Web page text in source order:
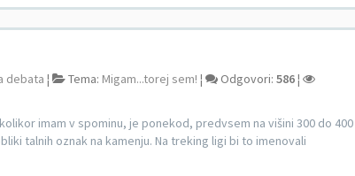
debata ¦ Tema: Migam...torej sem! ¦ Odgovori: 586¦
imam v spominu, je ponekod, predvsem na višini 300 do 400
talnih oznak na kamenju. Na treking ligi bi to imenovali